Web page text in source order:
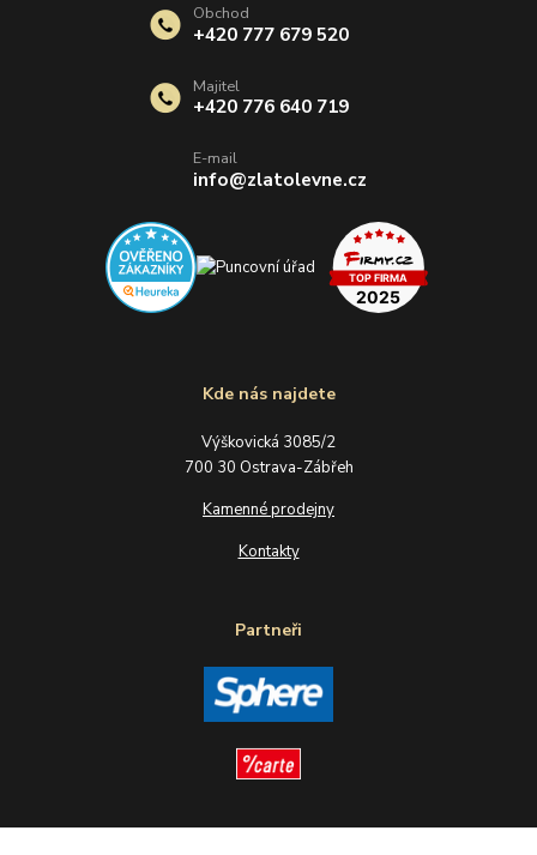
Kde nás najdete
Výškovická 3085/2
700 30 Ostrava-Zábřeh
Kamenné prodejny
Kontakty
Partneři
Obchod
+420 777 679 520
Majitel
+420 776 640 719
E-mail
info@zlatolevne.cz